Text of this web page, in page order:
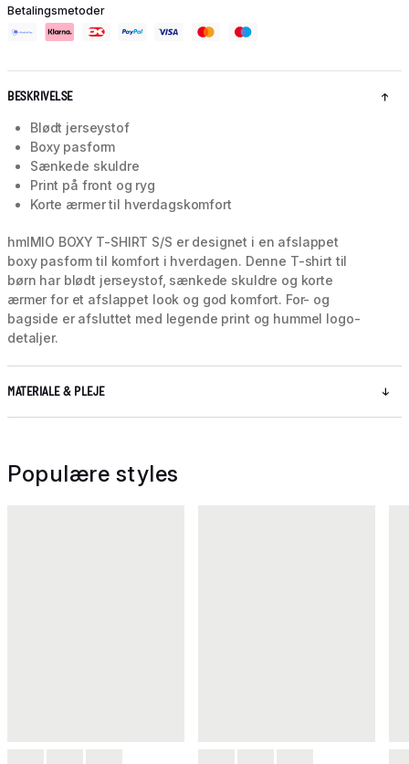
Betalingsmetoder
BESKRIVELSE
Blødt jerseystof
Boxy pasform
Sænkede skuldre
Print på front og ryg
Korte ærmer til hverdagskomfort
hmlMIO BOXY T-SHIRT S/S er designet i en afslappet
boxy pasform til komfort i hverdagen. Denne T-shirt til
børn har blødt jerseystof, sænkede skuldre og korte
ærmer for et afslappet look og god komfort. For- og
bagside er afsluttet med legende print og hummel logo-
detaljer.
MATERIALE & PLEJE
Populære styles